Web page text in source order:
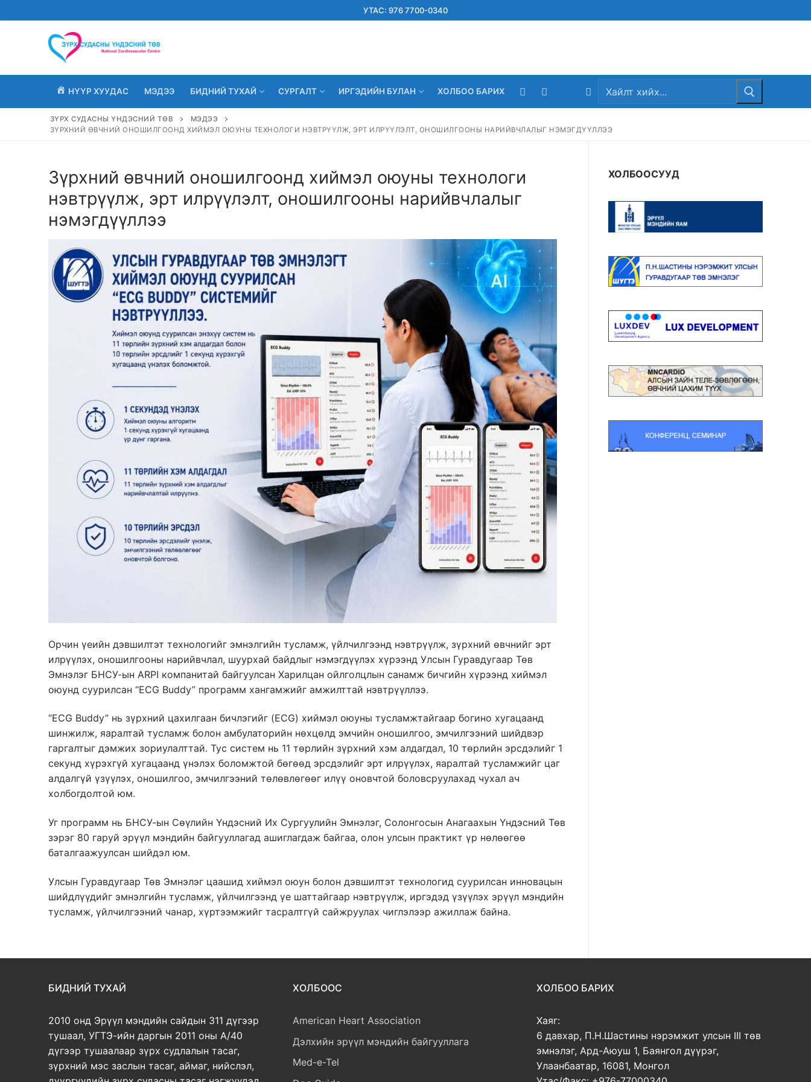
to
УТАС: 976 7700-0340
НҮҮР ХУУДАС МЭДЭЭ БИДНИЙ ТУХАЙ СУРГАЛТ ИРГЭДИЙН БУЛАН ХОЛБОО БАРИХ
Search
ЗҮРХ СУДАСНЫ ҮНДЭСНИЙ ТӨВ
МЭДЭЭ
ЗҮРХНИЙ ӨВЧНИЙ ОНОШИЛГООНД ХИЙМЭЛ ОЮУНЫ ТЕХНОЛОГИ НЭВТРҮҮЛЖ, ЭРТ ИЛРҮҮЛЭЛТ, ОНОШИЛГООНЫ НАРИЙВЧЛАЛЫГ НЭМЭГДҮҮЛЛЭЭ
Зүрхний өвчний оношилгоонд хиймэл оюуны технологи
нэвтрүүлж, эрт илрүүлэлт, оношилгооны нарийвчлалыг
нэмэгдүүллээ
Орчин үеийн дэвшилтэт технологийг эмнэлгийн тусламж, үйлчилгээнд нэвтрүүлж, зүрхний өвчнийг эрт
илрүүлэх, оношилгооны нарийвчлал, шуурхай байдлыг нэмэгдүүлэх хүрээнд Улсын Гуравдугаар Төв
Эмнэлэг БНСУ-ын ARPI компанитай байгуулсан Харилцан ойлголцлын санамж бичгийн хүрээнд хиймэл
оюунд суурилсан “ECG Buddy” программ хангамжийг амжилттай нэвтрүүллээ.
“ECG Buddy” нь зүрхний цахилгаан бичлэгийг (ECG) хиймэл оюуны тусламжтайгаар богино хугацаанд
шинжилж, яаралтай тусламж болон амбулаторийн нөхцөлд эмчийн оношилгоо, эмчилгээний шийдвэр
гаргалтыг дэмжих зориулалттай. Тус систем нь 11 төрлийн зүрхний хэм алдагдал, 10 төрлийн эрсдэлийг 1
секунд хүрэхгүй хугацаанд үнэлэх боломжтой бөгөөд эрсдэлийг эрт илрүүлэх, яаралтай тусламжийг цаг
алдалгүй үзүүлэх, оношилгоо, эмчилгээний төлөвлөгөөг илүү оновчтой боловсруулахад чухал ач
холбогдолтой юм.
Уг программ нь БНСУ-ын Сөүлийн Үндэсний Их Сургуулийн Эмнэлэг, Солонгосын Анагаахын Үндэсний Төв
зэрэг 80 гаруй эрүүл мэндийн байгууллагад ашиглагдаж байгаа, олон улсын практикт үр нөлөөгөө
баталгаажуулсан шийдэл юм.
Улсын Гуравдугаар Төв Эмнэлэг цаашид хиймэл оюун болон дэвшилтэт технологид суурилсан инновацын
шийдлүүдийг эмнэлгийн тусламж, үйлчилгээнд үе шаттайгаар нэвтрүүлж, иргэдэд үзүүлэх эрүүл мэндийн
тусламж, үйлчилгээний чанар, хүртээмжийг тасралтгүй сайжруулах чиглэлээр ажиллаж байна.
ХОЛБООСУУД
БИДНИЙ ТУХАЙ
2010 онд Эрүүл мэндийн сайдын 311 дүгээр
тушаал, УГТЭ-ийн даргын 2011 оны А/40
дүгээр тушаалаар зүрх судлалын тасаг,
зүрхний мэс заслын тасаг, аймаг, нийслэл,
ХОЛБООС
American Heart Association
Дэлхийн эрүүл мэндийн байгууллага
Med-e-Tel
ХОЛБОО БАРИХ
Хаяг:
6 давхар, П.Н.Шастины нэрэмжит улсын III төв
эмнэлэг, Ард-Аюуш 1, Баянгол дүүрэг,
Улаанбаатар, 16081, Монгол